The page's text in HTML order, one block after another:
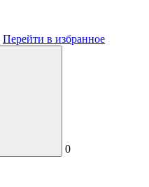
Перейти в избранное
0